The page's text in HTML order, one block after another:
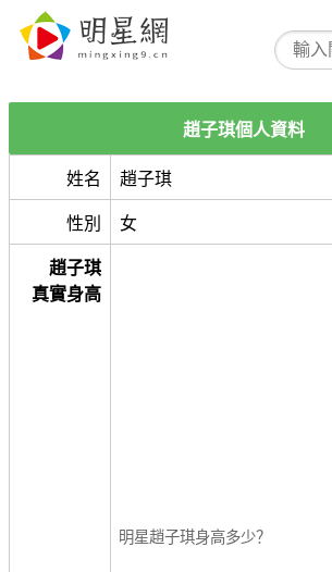
趙子琪個人資料
姓名 趙子琪
性別 女
趙子琪
真實身高
明星趙子琪身高多少？